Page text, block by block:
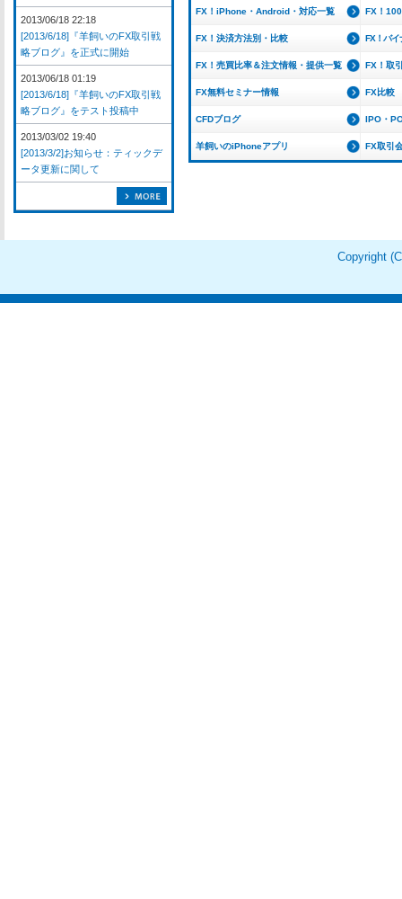
FX！iPhone・Android・対応一覧 FX！
FX！決済方法別・比較 FX！バイ
FX！売買比率＆注文情報・提供一覧 FX！取
FX無料セミナー情報 FX比較
CFDブログ IPO・
羊飼いのiPhoneアプリ FX取引
2013/06/18 22:18
[2013/6/18]『羊飼いのFX取引戦
略ブログ』を正式に開始
2013/06/18 01:19
[2013/6/18]『羊飼いのFX取引戦
略ブログ』をテスト投稿中
2013/03/02 19:40
[2013/3/2]お知らせ：ティックデ
ータ更新に関して
Copyright